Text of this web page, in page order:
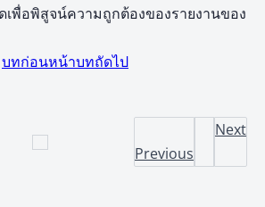
เพื่อพิสูจน์ความถูกต้องของรายงานของ
บทก่อนหน้าบทถัดไป
Previous
Next